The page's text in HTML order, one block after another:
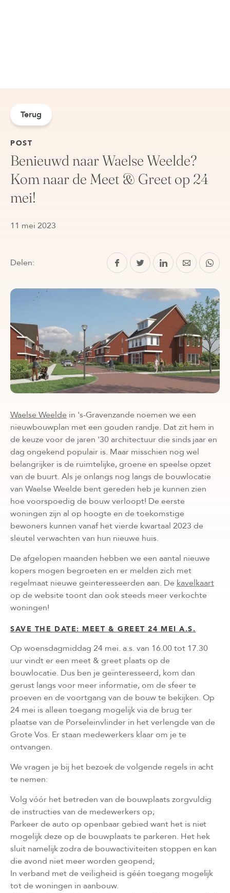
Terug
POST
Benieuwd naar Waelse Weelde?
Kom naar de Meet & Greet op 24
mei!
11 mei 2023
Delen:
Waelse Weelde in 's-Gravenzande noemen we een
nieuwbouwplan met een gouden randje. Dat zit hem in
de keuze voor de jaren '30 architectuur die sinds jaar en
dag ongekend populair is. Maar misschien nog wel
belangrijker is de ruimtelijke, groene en speelse opzet
van de buurt. Als je onlangs nog langs de bouwlocatie
van Waelse Weelde bent gereden heb je kunnen zien
hoe voorspoedig de bouw verloopt! De eerste
woningen zijn al op hoogte en de toekomstige
bewoners kunnen vanaf het vierde kwartaal 2023 de
sleutel verwachten van hun nieuwe huis.
De afgelopen maanden hebben we een aantal nieuwe
kopers mogen begroeten en er melden zich met
regelmaat nieuwe geinteresseerden aan. De kavelkaart
op de website toont dan ook steeds meer verkochte
woningen!
SAVE THE DATE: MEET & GREET 24 MEI A.S.
Op woensdagmiddag 24 mei. a.s. van 16.00 tot 17.30
uur vindt er een meet & greet plaats op de
bouwlocatie. Dus ben je geïnteresseerd, kom dan
gerust langs voor meer informatie, om de sfeer te
proeven en de voortgang van de bouw te bekijken. Op
24 mei is alleen toegang mogelijk via de brug ter
plaatse van de Porseleinvlinder in het verlengde van de
Grote Vos. Er staan medewerkers klaar om je te
ontvangen.
We vragen je bij het bezoek de volgende regels in acht
te nemen:
Volg vóór het betreden van de bouwplaats zorgvuldig
de instructies van de medewerkers op;
Parkeer de auto op openbaar gebied want het is niet
mogelijk deze op de bouwplaats te parkeren. Het hek
sluit namelijk zodra de bouwactiviteiten stoppen en kan
die avond niet meer worden geopend;
In verband met de veiligheid is géén toegang mogelijk
tot de woningen in aanbouw.